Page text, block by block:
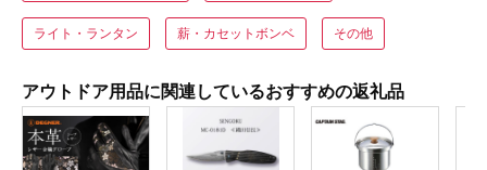
ライト・ランタン 薪・カセットボンベ その他
アウトドア用品に関連しているおすすめの返礼品